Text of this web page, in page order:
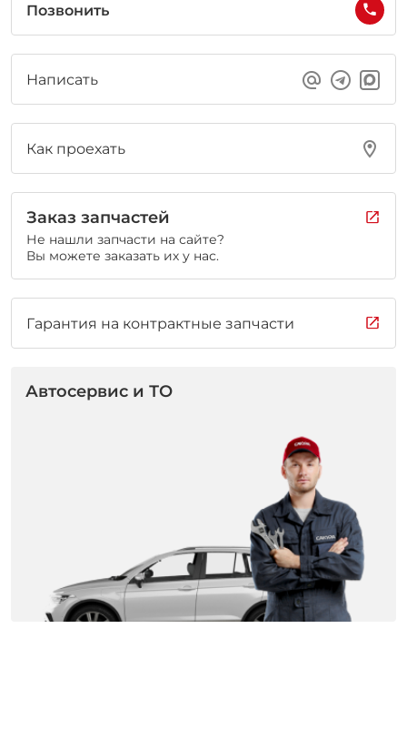
Позвонить
Написать
Как проехать
Заказ запчастей
Не нашли запчасти на сайте?
Вы можете заказать их у нас.
Гарантия на контрактные запчасти
Автосервис и ТО